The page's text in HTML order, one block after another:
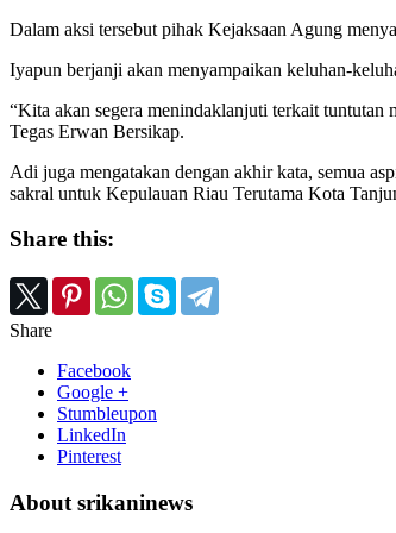
Dalam aksi tersebut pihak Kejaksaan Agung
Iyapun berjanji akan menyampaikan keluhan-
“Kita akan segera menindaklanjuti terkait tuntutan
Tegas Erwan Bersikap.
Adi juga mengatakan dengan akhir kata, semua
sakral untuk Kepulauan Riau Terutama Kota
Share this:
Share
Facebook
Google +
Stumbleupon
LinkedIn
Pinterest
About srikaninews